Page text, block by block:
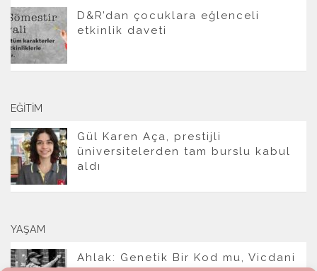
D&R’dan çocuklara eğlenceli
etkinlik daveti
EĞITIM
Gül Karen Aça, prestijli
üniversitelerden tam burslu kabul
aldı
YAŞAM
Ahlak: Genetik Bir Kod mu, Vicdani